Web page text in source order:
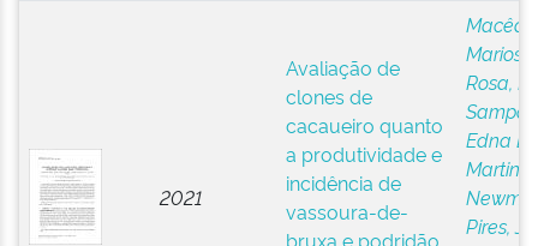
2021
Avaliação de
clones de
cacaueiro quanto
a produtividade e
incidência de
vassoura-de-
bruxa e podridão
Macêdo,
Rosa,
Edna
Martins
Pires,